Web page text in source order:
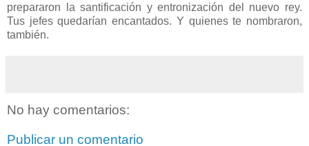
prepararon la santificación y entronización del nuevo rey.
Tus jefes quedarían encantados. Y quienes te nombraron,
también.
No hay comentarios:
Publicar un comentario